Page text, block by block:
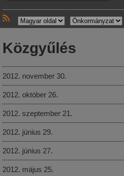
Közgyűlés
2012. november 30.
2012. október 26.
2012. szeptember 21.
2012. június 29.
2012. június 27.
2012. május 25.